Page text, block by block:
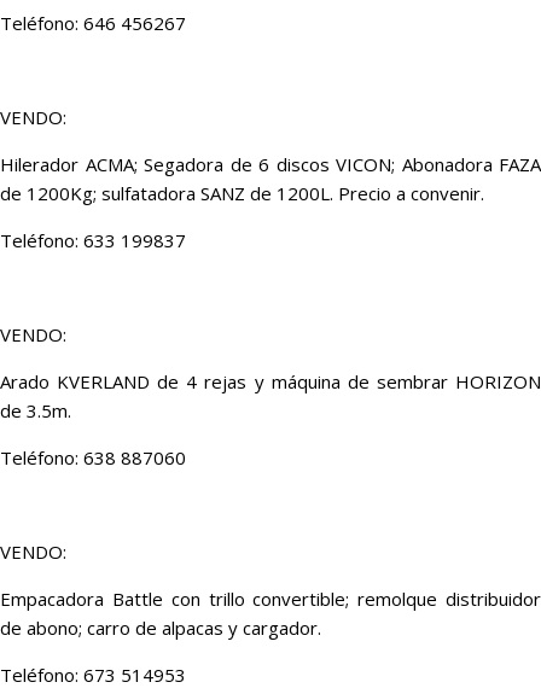
Teléfono: 646 456267
VENDO:
Hilerador ACMA; Segadora de 6 discos VICON; Abonadora FAZA
de 1200Kg; sulfatadora SANZ de 1200L. Precio a convenir.
Teléfono: 633 199837
VENDO:
Arado KVERLAND de 4 rejas y máquina de sembrar HORIZON
de 3.5m.
Teléfono: 638 887060
VENDO:
Empacadora Battle con trillo convertible; remolque distribuidor
de abono; carro de alpacas y cargador.
Teléfono: 673 514953